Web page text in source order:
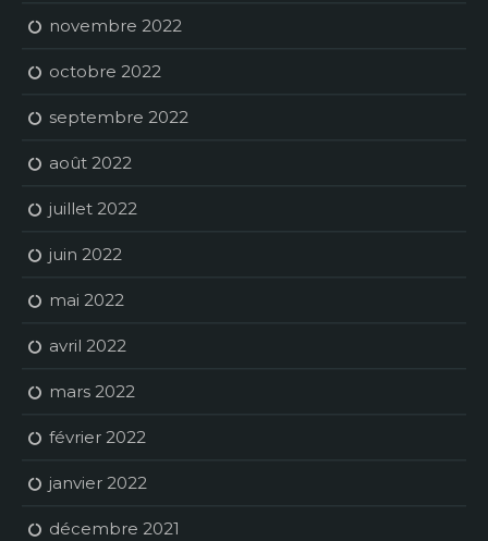
novembre 2022
octobre 2022
septembre 2022
août 2022
juillet 2022
juin 2022
mai 2022
avril 2022
mars 2022
février 2022
janvier 2022
décembre 2021